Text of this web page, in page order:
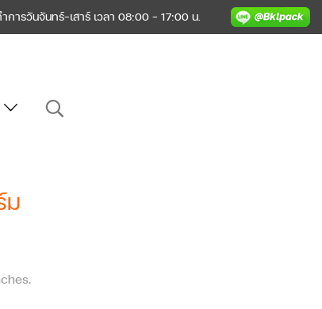
การวันจันทร์-เสาร์ เวลา 08:00 - 17:00 น.
ม